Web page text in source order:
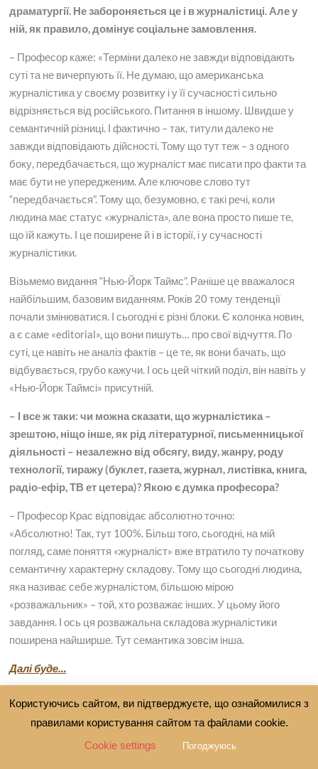
драматургії. Не забороняється це і в журналістиці. Але у
ній, як правило, домінує соціальне замовлення.
– Професор каже: «Терміни далеко не завжди відповідають
суті та не вичерпують її. Не думаю, що американська
журналістика у своєму розвитку і у її сучасності сильно
відрізняється від російського. Питання в іншому. Швидше у
семантичній різниці. І фактично – так, титули далеко не
завжди відповідають дійсності. Тому що тут теж – з одного
боку, передбачається, що журналіст має писати про факти та
має бути не упередженим. Але ключове слово тут
“передбачається”. Тому що, безумовно, є такі речі, коли
людина має статус «журналіста», але вона просто пише те,
що їй кажуть. І це поширене й і в історії, і у сучасності
журналістики.
Візьмемо видання “Нью-Йорк Таймс”. Раніше це вважалося
найбільшим, базовим виданням. Років 20 тому тенденції
почали змінюватися. І сьогодні є різні блоки. Є колонка новин,
а є саме «editorial», що вони пишуть… про свої відчуття. По
суті, це навіть не аналіз фактів – це те, як вони бачать, що
відбувається, грубо кажучи. І ось цей чіткий поділ, він навіть у
«Нью-Йорк Таймсі» присутній.
– І все ж таки: чи можна сказати, що журналістика –
зрештою, ніщо інше, як рід літературної, письменницької
діяльності – незалежно від обсягу, виду, жанру, роду
технології, тиражу (буклет, газета, журнал, листівка, книга,
радіо-ефір, ТВ ет цетера)? Якою є думка професора?
– Професор Крас відповідає абсолютно точно:
«Абсолютно! Так, тут 100%. Більш того, сьогодні, на мій
погляд, саме поняття «журналіст» вже втратило ту початкову
семантичну характерну складову. Тому що сьогодні людина,
яка називає себе журналістом, більшою мірою
«розважальник» – той, хто розважає інших. У цьому його
завдання. І ось ця розважальна складова журналістики
поширена найширше. Тут семантика зовсім інша.
Далі буде…
Від імені та за дорученням читачів «Вісника Грушевського»
за допомогою перекладача журналіст Кім Каневський
Користуючись сайтом, ви підтверджуєте, що ознайомилися з
правилами користування сайтом та файлами cookie.
Cookie settings
Погоджуюсь